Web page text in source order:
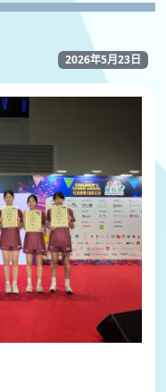
2026年5月23日